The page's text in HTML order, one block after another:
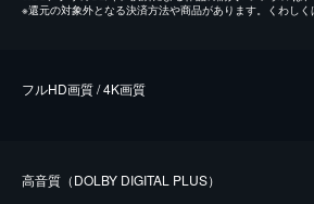
※還元の対象外となる決済方法や商品があります。くわしく
フルHD画質 / 4K画質
⾼⾳質（DOLBY DIGITAL PLUS）